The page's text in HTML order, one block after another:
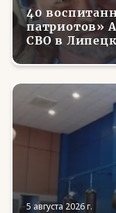
40
патриотов»
СВО в
первые
5 августа 2026 г.